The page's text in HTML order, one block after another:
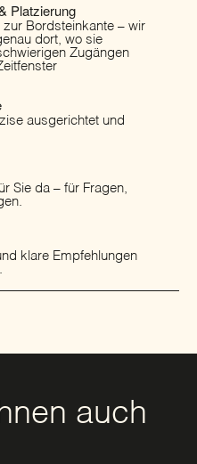
Platzierung
Bordsteinkante – wir
dort, wo sie
Zugängen
ausgerichtet und
Sie da – für Fragen,
klare Empfehlungen
auch